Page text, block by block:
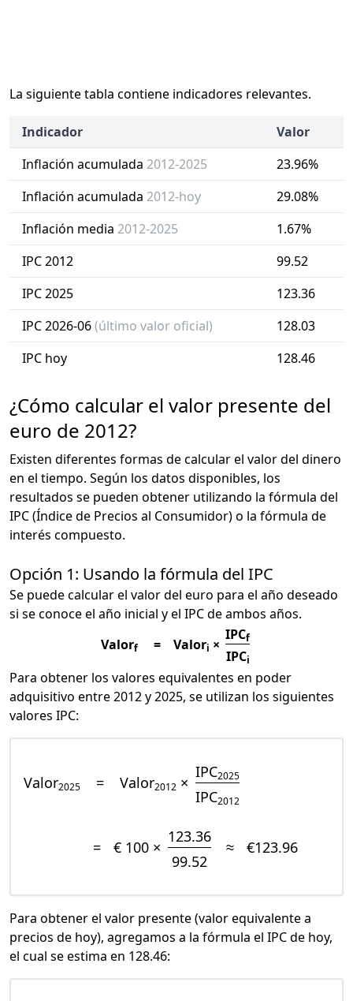
La siguiente tabla contiene indicadores relevantes.
Indicador
Valor
Inflación acumulada 2012-2025
23.96%
Inflación acumulada 2012-hoy
29.08%
Inflación media 2012-2025
1.67%
IPC 2012
99.52
IPC 2025
123.36
IPC 2026-06(último valor oficial)
128.03
IPC hoy
128.46
¿Cómo calcular el valor presente del
euro de 2012?
Existen diferentes formas de calcular el valor del dinero
en el tiempo. Según los datos disponibles, los
resultados se pueden obtener utilizando la fórmula del
IPC (Índice de Precios al Consumidor) o la fórmula de
interés compuesto.
Opción 1: Usando la fórmula del IPC
Se puede calcular el valor del euro para el año deseado
si se conoce el año inicial y el IPC de ambos años.
Valorf = Valori ×
IPCf
IPCi
Para obtener los valores equivalentes en poder
adquisitivo entre 2012 y 2025, se utilizan los siguientes
valores IPC:
Valor2025 = Valor2012 ×
IPC2025
IPC2012
= € 100 ×
123.36
99.52
≈ €123.96
Para obtener el valor presente (valor equivalente a
precios de hoy), agregamos a la fórmula el IPC de hoy,
el cual se estima en 128.46: